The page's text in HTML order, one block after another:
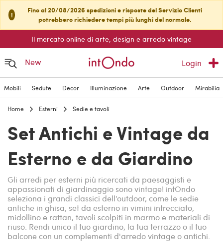
!
Fino al 20/08/2026 spedizioni e risposte del Servizio Clienti
potrebbero richiedere tempi più lunghi del normale.
Il mercato online di arte, design e arredo vintage
New Login
Mobili Sedute Decor Illuminazione Arte Outdoor Mirabilia
Home Esterni Sedie e tavoli
Set Antichi e Vintage da
Esterno e da Giardino
Gli arredi per esterni più ricercati da paesaggisti e
appassionati di giardinaggio sono vintage! intOndo
seleziona i grandi classici dell’outdoor, come le sedie
antiche in ghisa, set da esterno in vimini intrecciato,
midollino e rattan, tavoli scolpiti in marmo e materiali di
riuso. Rendi unico il tuo giardino, la tua terrazzo o il tuo
balcone con un complementi d'arredo vintage o antichi.